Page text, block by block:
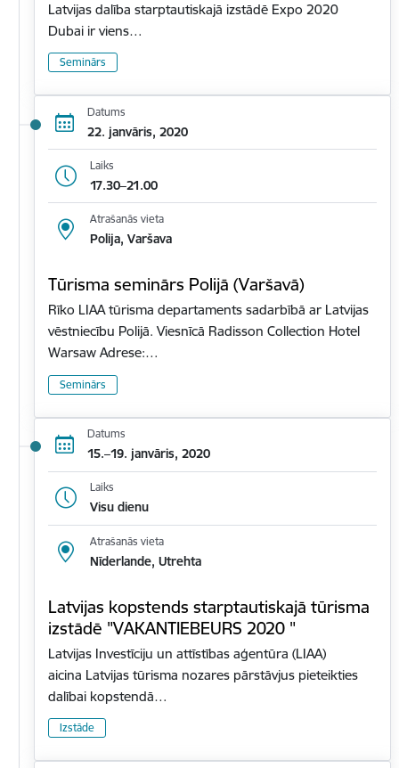
Latvijas dalība starptautiskajā izstādē Expo 2020
Dubai ir viens…
Seminārs
Datums
22. janvāris, 2020
Laiks
17.30–21.00
Atrašanās vieta
Polija, Varšava
Tūrisma seminārs Polijā (Varšavā)
Rīko LIAA tūrisma departaments sadarbībā ar Latvijas
vēstniecību Polijā. Viesnīcā Radisson Collection Hotel
Warsaw Adrese:…
Seminārs
Datums
15.–19. janvāris, 2020
Laiks
Visu dienu
Atrašanās vieta
Nīderlande, Utrehta
Latvijas kopstends starptautiskajā tūrisma
izstādē "VAKANTIEBEURS 2020 "
Latvijas Investīciju un attīstības aģentūra (LIAA)
aicina Latvijas tūrisma nozares pārstāvjus pieteikties
dalībai kopstendā…
Izstāde